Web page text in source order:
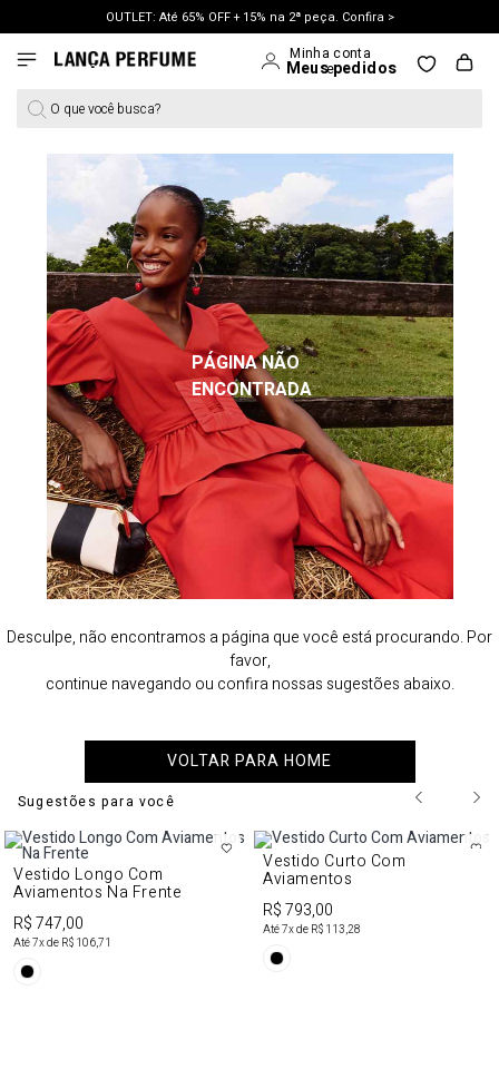
OUTLET: Até 65% OFF + 15% na 2ª peça. Confira >
LANÇAMENTO PRIMAVERA 27. Clique e aproveite.
O que você busca?
PÁGINA NÃO
ENCONTRADA
Desculpe, não encontramos a página que você está procurando. Por
favor,
continue navegando ou confira nossas sugestões abaixo.
VOLTAR PARA HOME
Sugestões para você
Vestido Longo Com
Aviamentos Na Frente
R$ 747,00
Até7x de R$ 106,71
Vestido Curto Com
Aviamentos
R$ 793,00
Até7x de R$ 113,28